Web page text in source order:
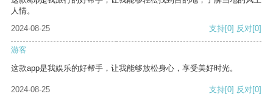
人情。
2024-08-25
支持[0] 反对[0]
游客
这款app是我娱乐的好帮手，让我能够放松身心，享受美好时光。
2024-08-25 支持[0] 反对[0]